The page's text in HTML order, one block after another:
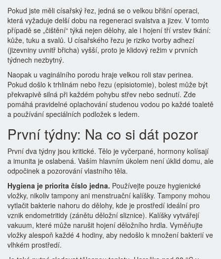
Pokud jste měli císařský řez, jedná se o velkou břišní operaci,
která vyžaduje delší dobu na regeneraci svalstva a jizev. V tomto
případě se „čištění“ týká nejen dělohy, ale i hojení tří vrstev tkání:
kůže, tuku a svalů. U císařského řezu je riziko tvorby adhezí
(jizevniny uvnitř břicha) vyšší, proto je klidový režim v prvních
týdnech nezbytný.
Naopak u vaginálního porodu hraje velkou roli stav perinea.
Pokud došlo k trhlinám nebo řezu (episiotomie), bolest může být
překvapivě silná při každém pohybu střev nebo sednutí. Zde
pomáhá pravidelné oplachování studenou vodou po každé toaletě
a používání speciálních podložek s ledem.
První týdny: Na co si dát pozor
První dva týdny jsou kritické. Tělo je vyčerpané, hormony kolísají
a imunita je oslabená. Vaším hlavním úkolem není úklid domu, ale
odpočinek a pozorování vlastního těla.
Hygiena je priorita číslo jedna. Používejte pouze hygienické
vložky, nikoliv tampony ani menstruační kalíšky. Tampony mohou
vytlačit bakterie nahoru do dělohy, kde je prostředí ideální pro
vznik endometritidy (zánětu děložní sliznice). Kalíšky vytvářejí
vakuum, které může narušit hojení děložního hrdla. Vyměňujte
vložky alespoň každé 4 hodiny, aby nedošlo k množení bakterií ve
vlhkém prostředí.